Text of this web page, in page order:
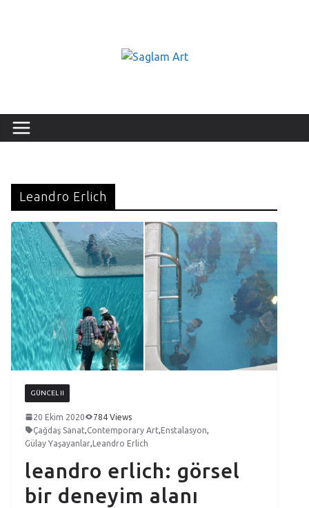
Leandro Erlich
GÜNCEL II
20 Ekim 2020
784 Views
Çağdaş Sanat,Contemporary Art,Enstalasyon,
Gülay Yaşayanlar,Leandro Erlich
leandro erlich: görsel
bir deneyim alanı